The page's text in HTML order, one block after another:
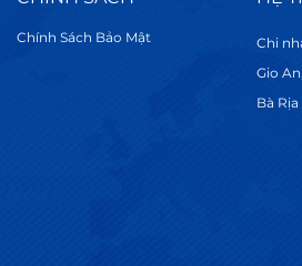
Chính Sách Bảo Mật
Chi
Gio
Bà